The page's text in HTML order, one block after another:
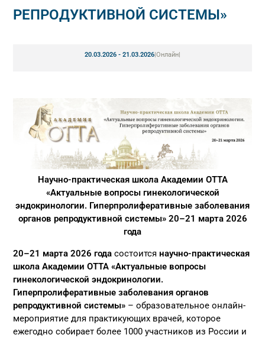
РЕПРОДУКТИВНОЙ СИСТЕМЫ»
20.03.2026 - 21.03.2026|Онлайн|
Научно-практическая школа Академии ОТТА
«Актуальные вопросы гинекологической
эндокринологии. Гиперпролиферативные заболевания
органов репродуктивной системы» 20–21 марта 2026
года
20–21 марта 2026 года состоитсянаучно-практическая
школа Академии ОТТА «Актуальные вопросы
гинекологической эндокринологии.
Гиперпролиферативные заболевания органов
репродуктивной системы» – образовательное онлайн-
мероприятие для практикующих врачей, которое
ежегодно собирает более 1000 участников из России и